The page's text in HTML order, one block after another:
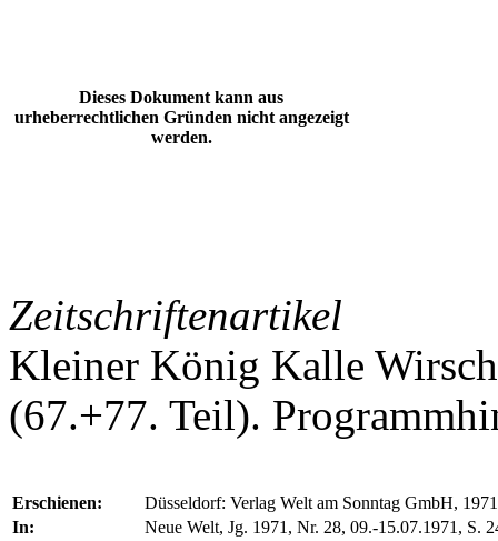
Dieses Dokument kann aus
urheberrechtlichen Gründen nicht angezeigt
werden.
Zeitschriftenartikel
Kleiner König Kalle
(67.+77. Teil).
Erschienen:
Düsseldorf: Verlag Welt am Sonntag GmbH, 1971
In:
Neue Welt, Jg. 1971, Nr. 28, 09.-15.07.1971, S.